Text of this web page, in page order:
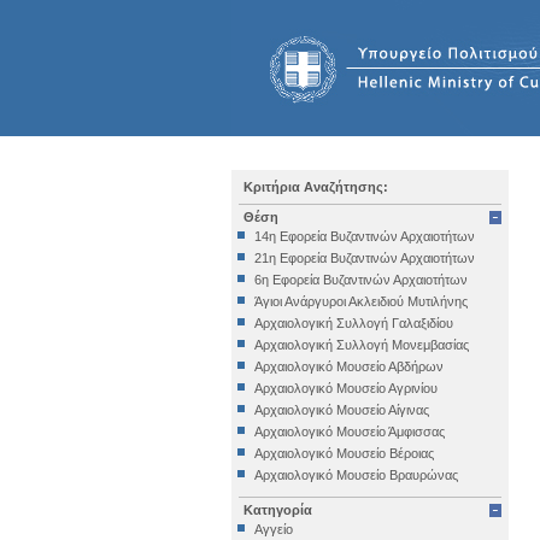
Κριτήρια Αναζήτησης:
Θέση
14η Εφορεία Βυζαντινών Αρχαιοτήτων
21η Εφορεία Βυζαντινών Αρχαιοτήτων
6η Εφορεία Βυζαντινών Αρχαιοτήτων
Άγιοι Ανάργυροι Ακλειδιού Μυτιλήνης
Αρχαιολογική Συλλογή Γαλαξιδίου
Αρχαιολογική Συλλογή Μονεμβασίας
Αρχαιολογικό Μουσείο Αβδήρων
Αρχαιολογικό Μουσείο Αγρινίου
Αρχαιολογικό Μουσείο Αίγινας
Αρχαιολογικό Μουσείο Άμφισσας
Αρχαιολογικό Μουσείο Βέροιας
Αρχαιολογικό Μουσείο Βραυρώνας
Αρχαιολογικό Μουσείο Δελφών
Αρχαιολογικό Μουσείο Ηγουμενίτσας
Κατηγορία
Αγγείο